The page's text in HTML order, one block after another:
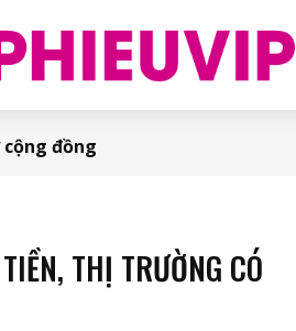
đồng
THỊ TRƯỜNG CÓ